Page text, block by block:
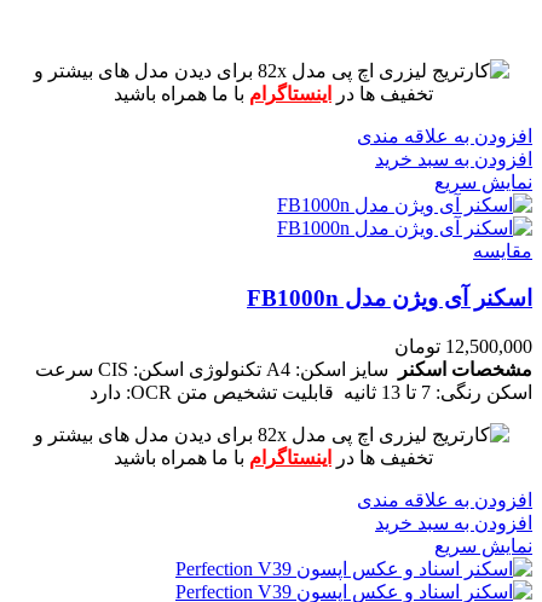
برای دیدن مدل های بیشتر و
تخفیف ها در
اینستاگرام با ما همراه باشید
افزودن به علاقه مندی
افزودن به سبد خرید
نمایش سریع
مقايسه
اسکنر آی ویژن مدل FB1000n
12,500,000 تومان
مشخصات اسکنر
سایز اسکن: A4 تکنولوژی اسکن: CIS
سرعت
اسکن رنگی: 7 تا 13 ثانیه
قابلیت تشخیص متن OCR: دارد
برای دیدن مدل های بیشتر و
تخفیف ها در
اینستاگرام با ما همراه باشید
افزودن به علاقه مندی
افزودن به سبد خرید
نمایش سریع